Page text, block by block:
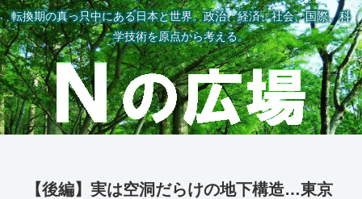
転換期の真っ只中にある日本と世界。政治、経済、社会、国際、科
学技術を原点から考える。
【後編】実は空洞だらけの地下構造…東京